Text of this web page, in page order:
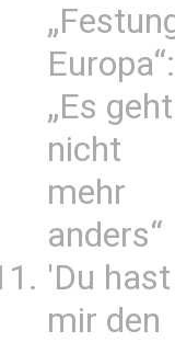
Europa“:
„Es geht
nicht
mehr
anders“
'Du hast
mir den